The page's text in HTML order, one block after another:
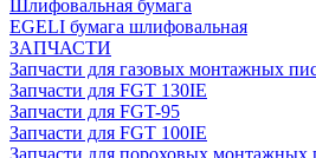
Шлифовальная бумага
EGELI бумага шлифовальная
ЗАПЧАСТИ
Запчасти для газовых монтажных
Запчасти для FGT 130IE
Запчасти для FGT-95
Запчасти для FGT 100IE
Запчасти для пороховых монтажных